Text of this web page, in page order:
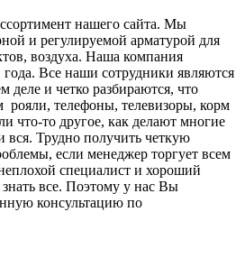
нашего сайта. Мы
и регулируемой арматурой для
воздуха. Наша компания
года. Все наши сотрудники являются
деле и четко разбираются, что
телефоны, телевизоры, корм
что-то другое, как делают многие
вся. Трудно получить четкую
если менеджер торгует всем
специалист и хороший
все. Поэтому у нас Вы
консультацию по